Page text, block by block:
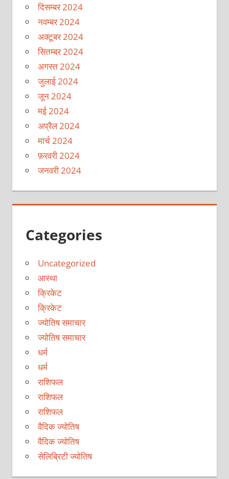
दिसम्बर 2024
नवम्बर 2024
अक्टूबर 2024
सितम्बर 2024
अगस्त 2024
जुलाई 2024
जून 2024
मई 2024
अप्रैल 2024
मार्च 2024
फ़रवरी 2024
जनवरी 2024
Categories
Uncategorized
आस्था
क्रिकेट
क्रिकेट
ज्योतिष समाचार
ज्योतिष समाचार
धर्म
धर्म
राशिफल
राशिफल
राशिफल
वैदिक ज्योतिष
वैदिक ज्योतिष
सेलिब्रिटी ज्योतिष